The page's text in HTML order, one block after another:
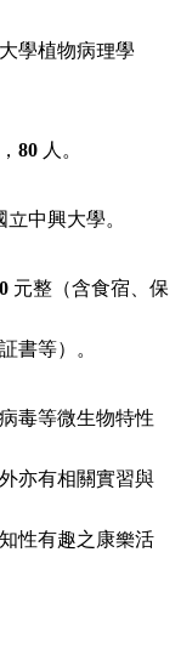
學植物病理學
80 人。
中興大學。
元整（含食宿、保
書等）。
毒等微生物特性
亦有相關實習與
性有趣之康樂活